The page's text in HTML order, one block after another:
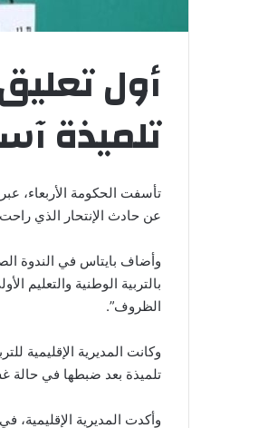
أول
تلميذة
تأسفت الحكومة الأربعاء،
عن حادث الإنتحار الذي
وأضاف بايتاس في الندوة
بالتربية الوطنية والتعليم
الظروف”.
وكانت المديرية الإقليمية
تلميذة بعد ضبطها في حالة
وأكدت المديرية الإقليمية،